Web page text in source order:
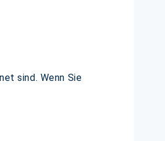
sind. Wenn Sie